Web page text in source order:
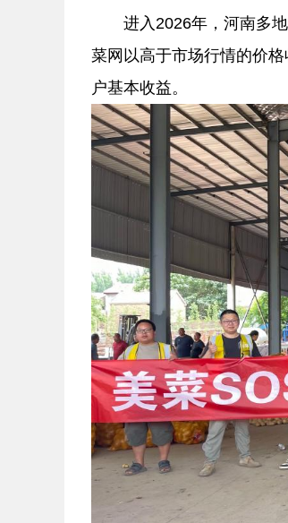
进入2026年，河南多
菜网以高于市场行情的价
户基本收益。